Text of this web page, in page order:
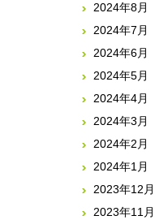
2024年8月
2024年7月
2024年6月
2024年5月
2024年4月
2024年3月
2024年2月
2024年1月
2023年12月
2023年11月